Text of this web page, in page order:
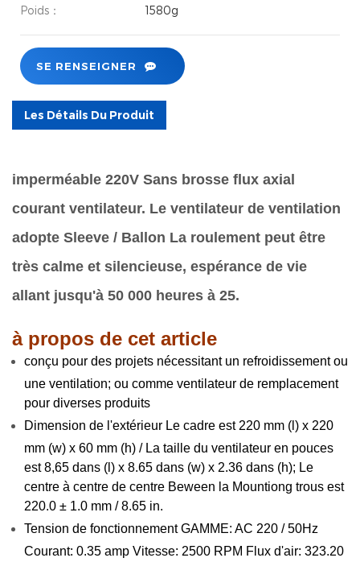
Poids： 1580g
SE RENSEIGNER
Les Détails Du Produit
imperméable 220V Sans brosse flux axial
courant ventilateur. Le ventilateur de ventilation
adopte Sleeve / Ballon La roulement peut être
très calme et silencieuse, espérance de vie
allant jusqu'à 50 000 heures à 25.
à propos de cet article
conçu pour des projets nécessitant un refroidissement ou
une ventilation; ou comme ventilateur de remplacement
pour diverses produits
Dimension de l'extérieur Le cadre est 220 mm (l) x 220
mm (w) x 60 mm (h) / La taille du ventilateur en pouces
est 8,65 dans (l) x 8.65 dans (w) x 2.36 dans (h); Le
centre à centre de centre Beween la Mountiong trous est
220.0 ± 1.0 mm / 8.65 in.
Tension de fonctionnement GAMME: AC 220 / 50Hz
Courant: 0.35 amp Vitesse: 2500 RPM Flux d'air: 323.20